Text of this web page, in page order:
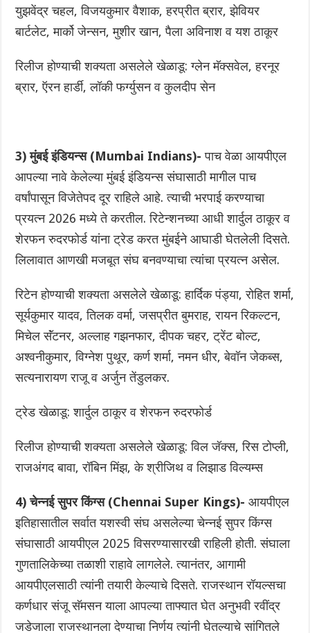
युझवेंद्र चहल, विजयकुमार वैशाक, हरप्रीत ब्रार, झेवियर
बार्टलेट, मार्को जेन्सन, मुशीर खान, पैला अविनाश व यश ठाकूर
रिलीज होण्याची शक्यता असलेले खेळाडू: ग्लेन मॅक्सवेल, हरनूर
ब्रार, ऍरन हार्डी, लॉकी फर्ग्युसन व कुलदीप सेन
3) मुंबई इंडियन्स (Mumbai Indians)- पाच वेळा आयपीएल
आपल्या नावे केलेल्या मुंबई इंडियन्स संघासाठी मागील पाच
वर्षांपासून विजेतेपद दूर राहिले आहे. त्याची भरपाई करण्याचा
प्रयत्न 2026 मध्ये ते करतील. रिटेन्शनच्या आधी शार्दुल ठाकूर व
शेरफन रुदरफोर्ड यांना ट्रेड करत मुंबईने आघाडी घेतलेली दिसते.
लिलावात आणखी मजबूत संघ बनवण्याचा त्यांचा प्रयत्न असेल.
रिटेन होण्याची शक्यता असलेले खेळाडू: हार्दिक पंड्या, रोहित शर्मा,
सूर्यकुमार यादव, तिलक वर्मा, जसप्रीत बुमराह, रायन रिकल्टन,
मिचेल सॅंटनर, अल्लाह गझनफार, दीपक चहर, ट्रेंट बोल्ट,
अश्वनीकुमार,‌ विग्नेश पुथूर, कर्ण शर्मा, नमन धीर, बेवॉन जेकब्स,
सत्यनारायण राजू व अर्जुन तेंडुलकर.
ट्रेड खेळाडू: शार्दुल ठाकूर व शेरफन रुदरफोर्ड
रिलीज होण्याची शक्यता असलेले खेळाडू: विल जॅक्स, रिस टोप्ली,
राजअंगद बावा, रॉबिन मिंझ, के श्रीजिथ व लिझाड विल्यम्स
4) चेन्नई सुपर किंग्स (Chennai Super Kings)- आयपीएल
इतिहासातील सर्वात यशस्वी संघ असलेल्या चेन्नई सुपर किंग्स
संघासाठी आयपीएल 2025 विसरण्यासारखी राहिली होती. संघाला
गुणतालिकेच्या तळाशी राहावे लागलेले. त्यानंतर, आगामी
आयपीएलसाठी त्यांनी तयारी केल्याचे दिसते. राजस्थान रॉयल्सचा
कर्णधार संजू सॅमसन याला आपल्या ताफ्यात घेत अनुभवी रवींद्र
जडेजाला राजस्थानला देण्याचा निर्णय त्यांनी घेतल्याचे सांगितले